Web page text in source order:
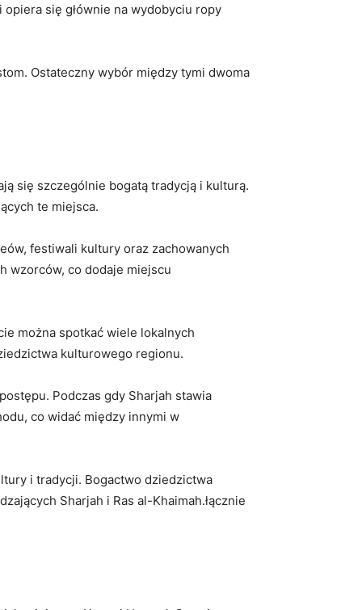
się głównie na wydobyciu ropy
Ostateczny wybór między tymi dwoma
się szczególnie bogatą tradycją i kulturą.
te miejsca.
festiwali ‌kultury oraz zachowanych
wzorców, co dodaje miejscu
można spotkać⁤ wiele lokalnych
kulturowego regionu.
Podczas gdy Sharjah‍ stawia‍
co widać​ między innymi w
i ⁢tradycji. Bogactwo ⁢dziedzictwa
Sharjah i Ras al-Khaimah.łącznie